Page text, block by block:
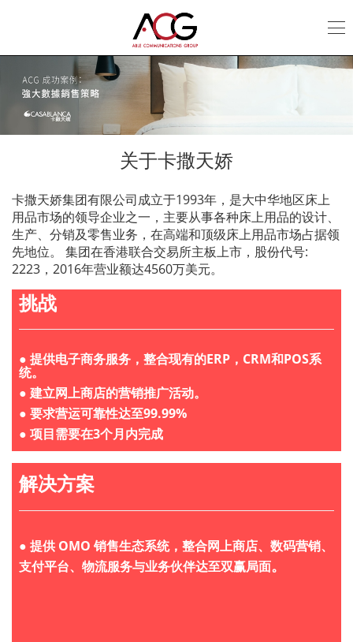
Casablanca
关于卡撒天娇
卡撒天娇集团有限公司成立于1993年，是大中华地区床上
用品市场的领导企业之一，主要从事各种床上用品的设计、
生产、分销及零售业务，在高端和顶级床上用品市场占据领
先地位。 集团在香港联合交易所主板上市，股份代号:
2223，2016年营业额达4560万美元。
挑战
● 提供电子商务服务，整合现有的ERP，CRM和POS系
统。
● 建立网上商店的营销推广活动。
● 要求营运可靠性达至99.99%
● 项目需要在3个月内完成
解决方案
● 提供 OMO 销售生态系统，整合网上商店、数码营销、
支付平台、物流服务与业务伙伴达至双赢局面。